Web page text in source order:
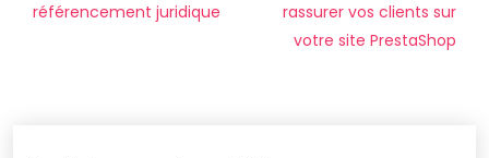
référencement juridique
rassurer vos clients sur
votre site PrestaShop